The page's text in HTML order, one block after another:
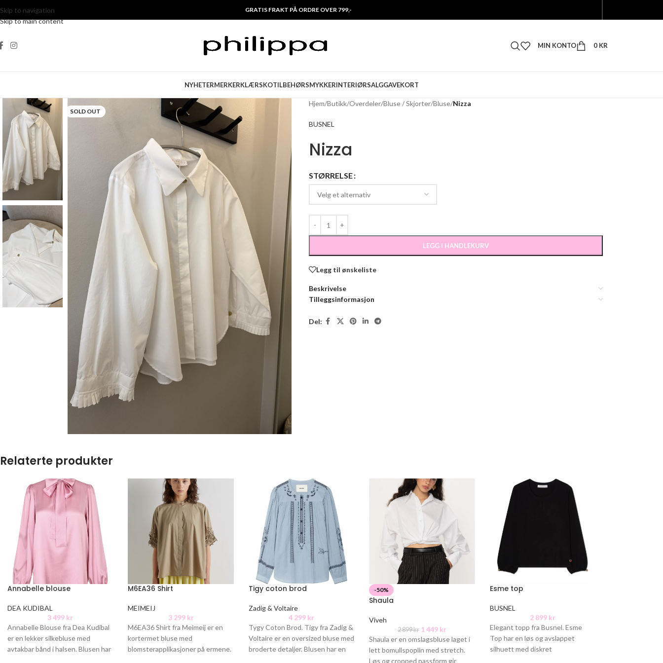
Skip to navigation
Skip to main content
GRATIS FRAKT PÅ ORDRE OVER 799,-
MIN KONTO 0 KR
NYHETERMERKERKLÆRSKOTILBEHØRSMYKKERINTERIØRSALGGAVEKORT
SOLD OUT
Hjem/Butikk/Overdeler/Bluse / Skjorter/Bluse/Nizza
BUSNEL
Nizza
STØRRELSE
LEGG I HANDLEKURV
Legg til ønskeliste
Beskrivelse
Tilleggsinformasjon
Del:
Relaterte produkter
Annabelle blouse
DEA KUDIBAL
3 499 kr
Annabelle Blouse fra Dea Kudibal
er en lekker silkebluse med
avtakbar bånd i halsen. Blusen har
M6EA36 Shirt
MEIMEIJ
3 299 kr
M6EA36 Shirt fra Meimeij er en
kortermet bluse med
blomsterapplikasjoner på ermene.
Tigy coton brod
Zadig & Voltaire
4 299 kr
Tygy Coton Brod. Tigy fra Zadig &
Voltaire er en oversized bluse med
broderte detaljer. Blusen har en
-50%
Shaula
Viveh
2 899kr 1 449 kr
Shaula er en omslagsbluse laget i
lett bomullspoplin med stretch.
Løs og cropped passform gir
Esme top
BUSNEL
2 899 kr
Elegant topp fra Busnel. Esme
Top har en løs og avslappet
silhuett med diskret